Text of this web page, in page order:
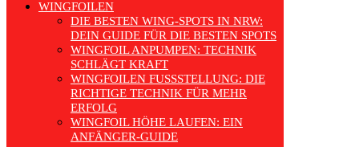
WINGFOILEN
DIE BESTEN WING-SPOTS IN NRW:
DEIN GUIDE FÜR DIE BESTEN SPOTS
WINGFOIL ANPUMPEN: TECHNIK
SCHLÄGT KRAFT
WINGFOILEN FUSSSTELLUNG: DIE R
ICHTIGE TECHNIK FÜR MEHR E
RFOLG
WINGFOIL HÖHE LAUFEN: EIN
ANFÄNGER-GUIDE